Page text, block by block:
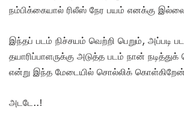
நம்பிக்கையால் ரிலீஸ் நேர பயம் எனக்கு
இந்தப் படம் நிச்சயம் வெற்றி பெறும், அப்படி
தயாரிப்பாளருக்கு அடுத்த படம் நான்
என்று இந்த மேடையில் சொல்லிக்
அடடே..!